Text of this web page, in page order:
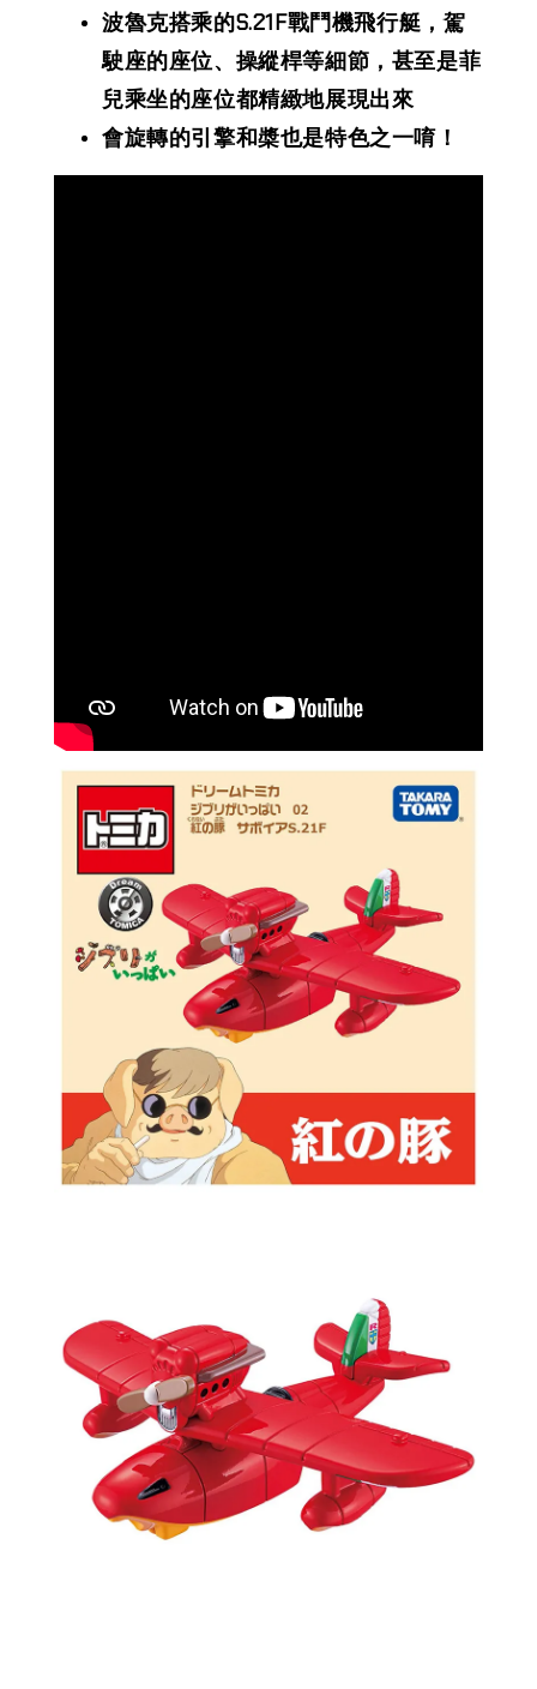
波魯克搭乘的S.21F戰鬥機飛行艇，駕
駛座的座位、操縱桿等細節，甚至是菲
兒乘坐的座位都精緻地展現出來
會旋轉的引擎和槳也是特色之一唷！